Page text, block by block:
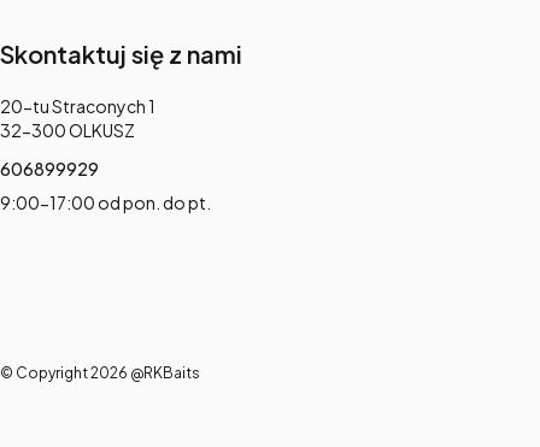
Skontaktuj się z nami
Adres:
20-tu Straconych 1
32-300 OLKUSZ
606899929
9:00-17:00 od pon. do pt.
© Copyright 2026 @RKBaits